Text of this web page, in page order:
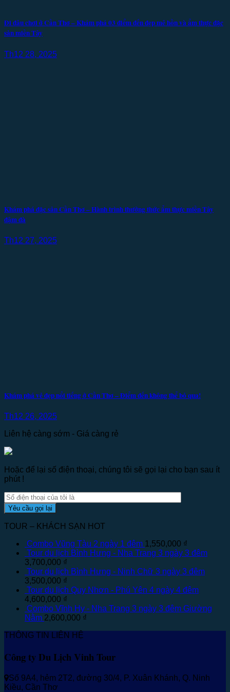
Đi đâu chơi ở Cần Thơ – Khám phá 03 điểm đến đẹp mê hồn và ẩm thực đặc
sản miền Tây
Th12 28, 2025
Khám phá đặc sản Cần Thơ – Hành trình thưởng thức ẩm thực miền Tây
đậm đà
Th12 27, 2025
Khám phá vẻ đẹp nổi tiếng ở Cần Thơ – Điểm đến không thể bỏ qua!
Th12 26, 2025
Liên hệ càng sớm - Giá càng rẻ
Hoặc để lại số điện thoại, chúng tôi sẽ gọi lại cho bạn sau ít
phút !
TOUR – KHÁCH SẠN HOT
Combo Vũng Tàu 2 ngày 1 đêm 1,550,000 ₫
Tour du lịch Bình Hưng - Nha Trang 3 ngày 3 đêm
3,700,000 ₫
Tour du lịch Bình Hưng - Ninh Chữ 3 ngày 3 đêm
3,500,000 ₫
Tour du lịch Quy Nhơn - Phú Yên 4 ngày 4 đêm
4,600,000 ₫
Combo Vĩnh Hy - Nha Trang 3 ngày 3 đêm Giường
Nằm 2,600,000 ₫
THÔNG TIN LIÊN HỆ
Công ty Du Lịch Vinh Tour
Số 9A4, hẻm 2T2, đường 30/4, P. Xuân Khánh, Q. Ninh
Kiều, Cần Thơ